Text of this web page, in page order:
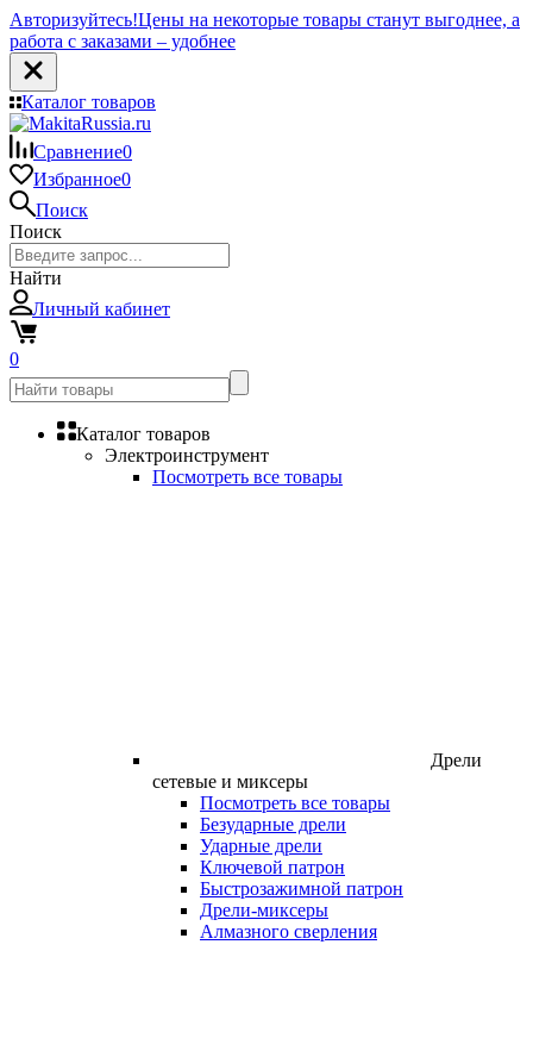
Авторизуйтесь!Цены на некоторые товары станут выгоднее, а
работа с заказами – удобнее
Каталог товаров
Сравнение0
Избранное0
Поиск
Поиск
Найти
Личный кабинет
0
Каталог товаров
Электроинструмент
Посмотреть все товары
Дрели
сетевые и миксеры
Посмотреть все товары
Безударные дрели
Ударные дрели
Ключевой патрон
Быстрозажимной патрон
Дрели-миксеры
Алмазного сверления